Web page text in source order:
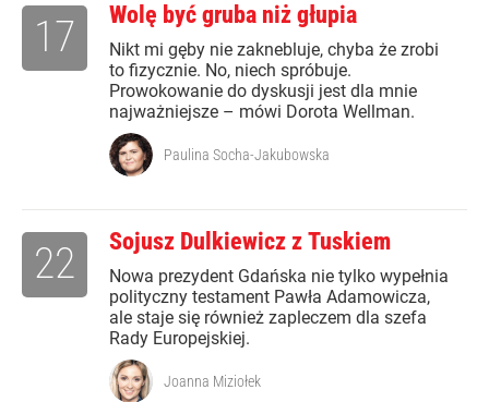
Wolę być gruba niż głupia
Nikt mi gęby nie zaknebluje, chyba że zrobi
to fizycznie. No, niech spróbuje.
Prowokowanie do dyskusji jest dla mnie
najważniejsze – mówi Dorota Wellman.
17
Paulina Socha-Jakubowska
Sojusz Dulkiewicz z Tuskiem
Nowa prezydent Gdańska nie tylko wypełnia
polityczny testament Pawła Adamowicza,
ale staje się również zapleczem dla szefa
Rady Europejskiej.
22
Joanna Miziołek